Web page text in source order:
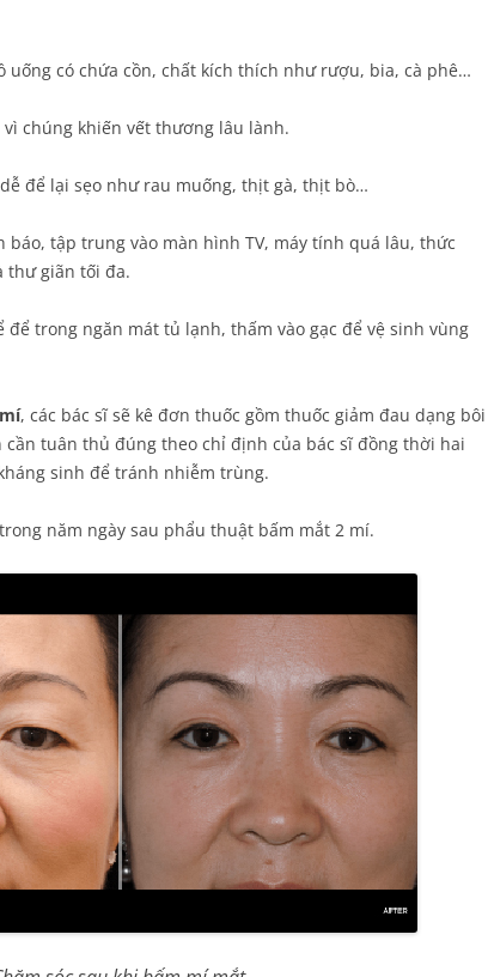
uống có chứa cồn, chất kích thích như rượu, bia, cà phê…
chúng khiến vết thương lâu lành.
để lại sẹo như rau muống, thịt gà, thịt bò…
báo, tập trung vào màn hình TV, máy tính quá lâu, thức
thư giãn tối đa.
trong ngăn mát tủ lạnh, thấm vào gạc để vệ sinh vùng
, các bác sĩ sẽ kê đơn thuốc gồm thuốc giảm đau dạng bôi
cần tuân thủ đúng theo chỉ định của bác sĩ đồng thời hai
sinh để tránh nhiễm trùng.
năm ngày sau phẩu thuật bấm mắt 2 mí.